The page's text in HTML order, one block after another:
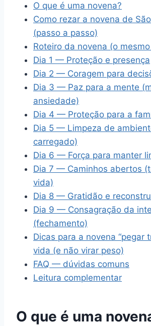
O que é uma novena?
Como rezar a novena de
(passo a passo)
Roteiro da novena (o
Dia 1 — Proteção e presença
Dia 2 — Coragem para
Dia 3 — Paz para a mente
ansiedade)
Dia 4 — Proteção para a
Dia 5 — Limpeza de
carregado)
Dia 6 — Força para manter
Dia 7 — Caminhos abertos
vida)
Dia 8 — Gratidão e
Dia 9 — Consagração da
(fechamento)
Dicas para a novena “pegar
vida (e não virar peso)
FAQ — dúvidas comuns
Leitura complementar
O que é uma